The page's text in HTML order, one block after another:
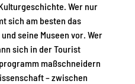
Wer nur
sich am besten das
seine Museen vor. Wer
sich in der Tourist
maßschneidern
– zwischen